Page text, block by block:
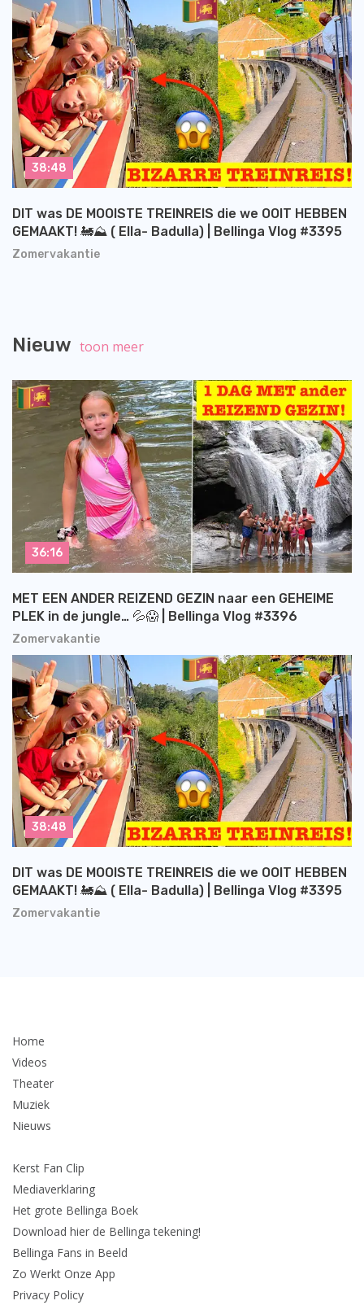
Zomervakantie
DIT was DE MOOISTE TREINREIS die we OOIT HEBBEN
GEMAAKT! 🚂⛰️ ( Ella- Badulla) | Bellinga Vlog #3395
38:48
Nieuw toon meer
Zomervakantie
MET EEN ANDER REIZEND GEZIN naar een GEHEIME
PLEK in de jungle… 💦😱 | Bellinga Vlog #3396
36:16
Zomervakantie
DIT was DE MOOISTE TREINREIS die we OOIT HEBBEN
GEMAAKT! 🚂⛰️ ( Ella- Badulla) | Bellinga Vlog #3395
38:48
Home
Videos
Theater
Muziek
Nieuws
Kerst Fan Clip
Mediaverklaring
Het grote Bellinga Boek
Download hier de Bellinga tekening!
Bellinga Fans in Beeld
Zo Werkt Onze App
Privacy Policy